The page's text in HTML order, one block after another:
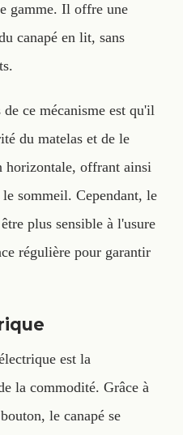
gamme. Il offre une
canapé en lit, sans
ce mécanisme est qu'il
du matelas et de le
horizontale, offrant ainsi
sommeil. Cependant, le
plus sensible à l'usure
régulière pour garantir
est la
la commodité. Grâce à
le canapé se